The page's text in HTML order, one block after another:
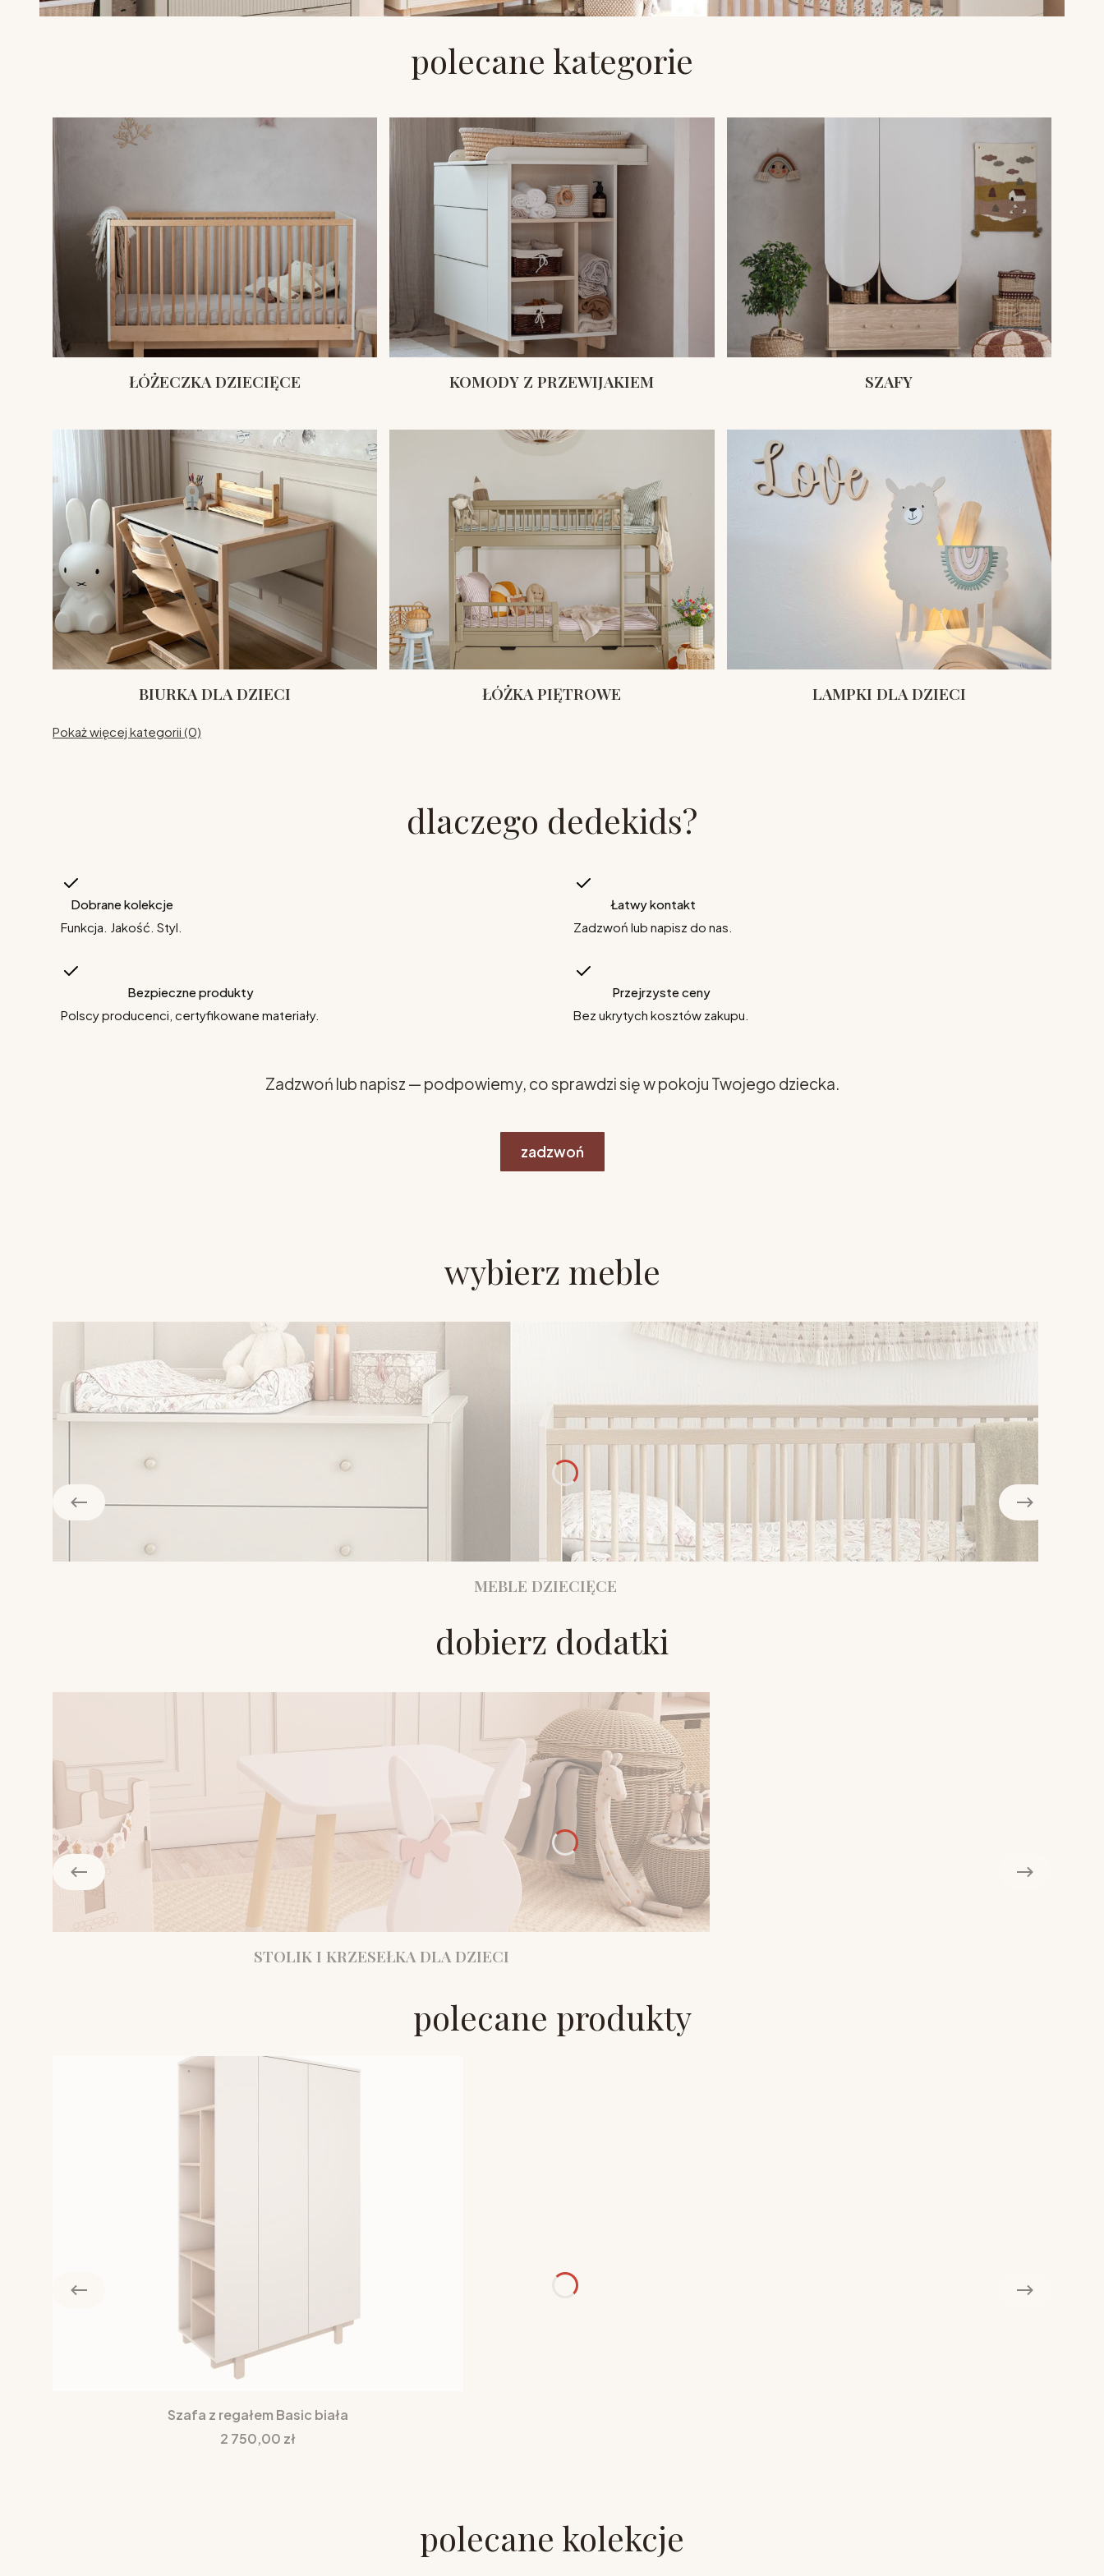
polecane kategorie
ŁÓŻECZKA DZIECIĘCE KOMODY Z PRZEWIJAKIEM SZAFY
BIURKA DLA DZIECI ŁÓŻKA PIĘTROWE LAMPKI DLA DZIECI
Pokaż więcej kategorii (0)
dlaczego dedekids?
Dobrane kolekcje
Funkcja. Jakość. Styl.
Łatwy kontakt
Zadzwoń lub napisz do nas.
Bezpieczne produkty
Polscy producenci, certyfikowane materiały.
Przejrzyste ceny
Bez ukrytych kosztów zakupu.
Zadzwoń lub napisz — podpowiemy, co sprawdzi się w pokoju Twojego dziecka.
zadzwoń
wybierz meble
MEBLE DZIECIĘCE
dobierz dodatki
STOLIK I KRZESEŁKA DLA DZIECI
polecane produkty
Szafa z regałem Basic biała
Cena
2 750,00 zł
polecane kolekcje